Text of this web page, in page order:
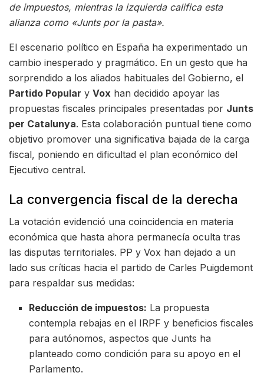
de impuestos, mientras la izquierda califica esta
alianza como «Junts por la pasta».
El escenario político en España ha experimentado un
cambio inesperado y pragmático. En un gesto que ha
sorprendido a los aliados habituales del Gobierno, el
Partido Popular y Vox han decidido apoyar las
propuestas fiscales principales presentadas por Junts
per Catalunya. Esta colaboración puntual tiene como
objetivo promover una significativa bajada de la carga
fiscal, poniendo en dificultad el plan económico del
Ejecutivo central.
La convergencia fiscal de la derecha
La votación evidenció una coincidencia en materia
económica que hasta ahora permanecía oculta tras
las disputas territoriales. PP y Vox han dejado a un
lado sus críticas hacia el partido de Carles Puigdemont
para respaldar sus medidas:
Reducción de impuestos: La propuesta
contempla rebajas en el IRPF y beneficios fiscales
para autónomos, aspectos que Junts ha
planteado como condición para su apoyo en el
Parlamento.